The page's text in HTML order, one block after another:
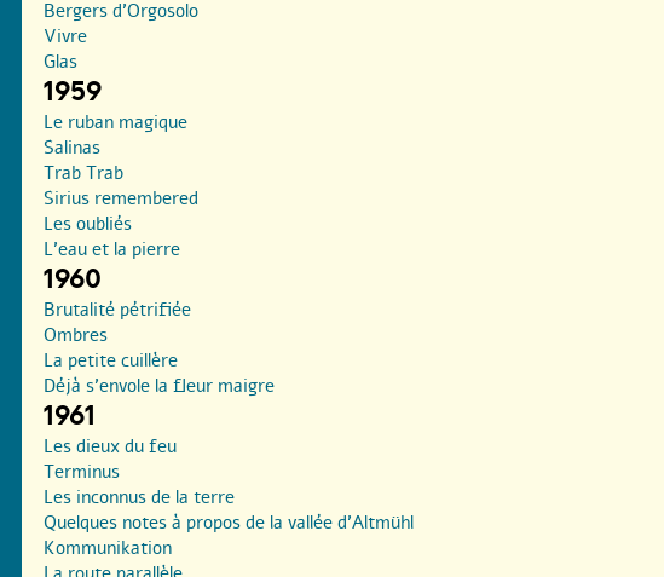
Bergers d’Orgosolo
Vivre
Glas
1959
Le ruban magique
Salinas
Trab Trab
Sirius remembered
Les oubliés
L’eau et la pierre
1960
Brutalité pétrifiée
Ombres
La petite cuillère
Déjà s’envole la fleur maigre
1961
Les dieux du feu
Terminus
Les inconnus de la terre
Quelques notes à propos de la vallée d’Altmühl
Kommunikation